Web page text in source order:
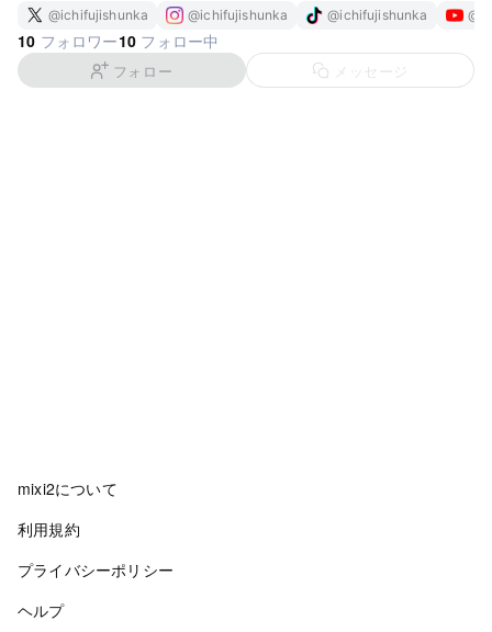
@ichifujishunka @ichifujishunka @ichifujishunka
10 フォロワー10 フォロー中
フォロー メッセージ
mixi2について
利用規約
プライバシーポリシー
ヘルプ